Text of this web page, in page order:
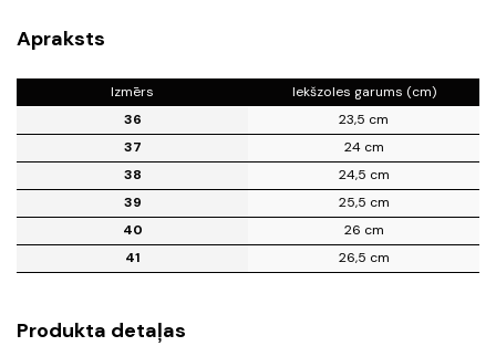
Apraksts
Izmērs
Iekšzoles garums (cm)
36
23,5 cm
37
24 cm
38
24,5 cm
39
25,5 cm
40
26 cm
41
26,5 cm
Produkta detaļas